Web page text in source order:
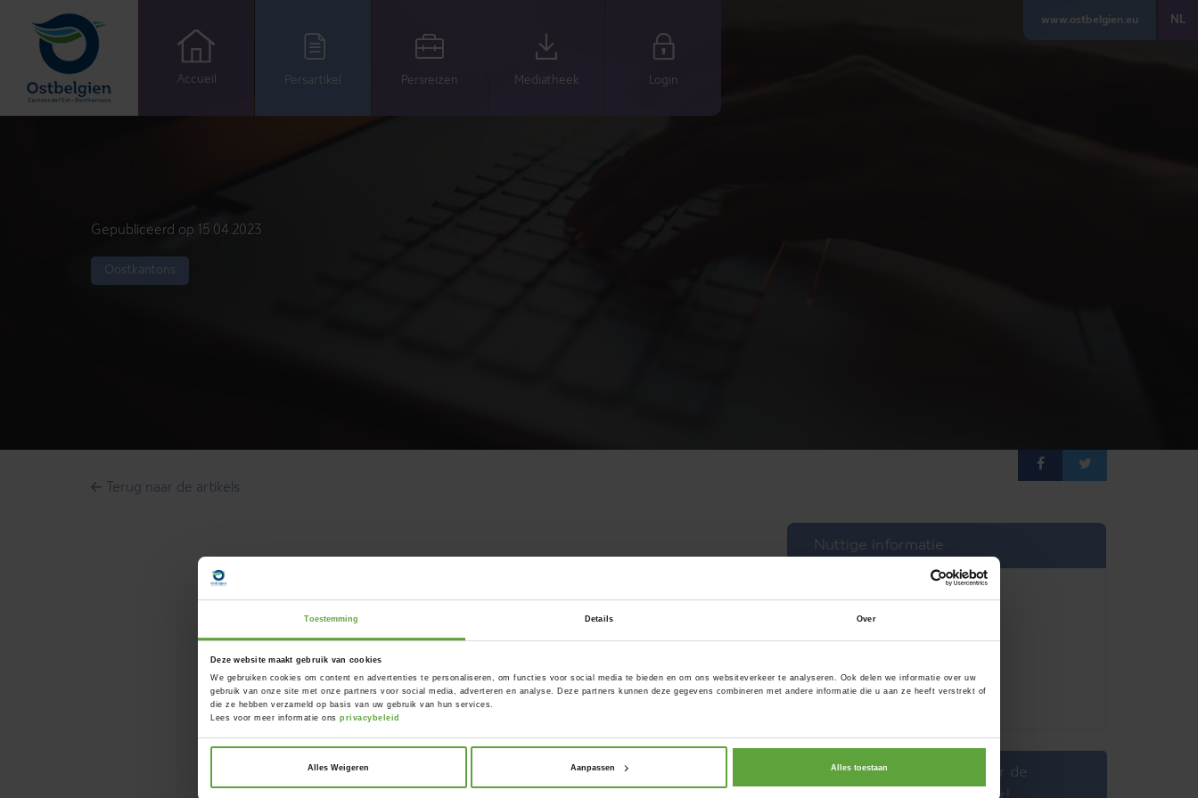
Toestemming Details Over
Deze website maakt gebruik van cookies
We gebruiken cookies om content en advertenties te personaliseren, om functies voor social media te bieden en om ons websiteverkeer te analyseren. Ook delen we informatie over uw
gebruik van onze site met onze partners voor social media, adverteren en analyse. Deze partners kunnen deze gegevens combineren met andere informatie die u aan ze heeft verstrekt of
die ze hebben verzameld op basis van uw gebruik van hun services.
Lees voor meer informatie onsprivacybeleid
Alles Weigeren Aanpassen Alles toestaan
Accueil Persartikel Persreizen Mediatheek Login
www.ostbelgien.eu NL
Gepubliceerd op 15.04.2023
Oostkantons
Terug naar de artikels
Nuttige informatie
Stel een artikel over de